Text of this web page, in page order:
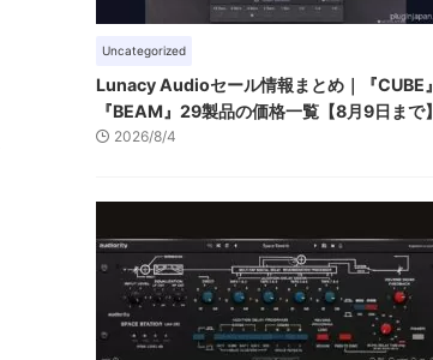
Uncategorized
Lunacy Audioセール情報まとめ｜『CUBE』
『BEAM』29製品の価格一覧【8月9日まで】
2026/8/4